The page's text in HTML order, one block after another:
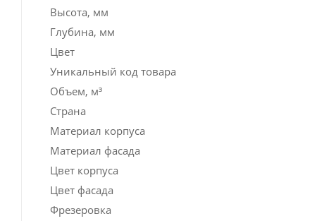
Высота, мм
Глубина, мм
Цвет
Уникальный код товара
Объем, м³
Страна
Материал корпуса
Материал фасада
Цвет корпуса
Цвет фасада
Фрезеровка